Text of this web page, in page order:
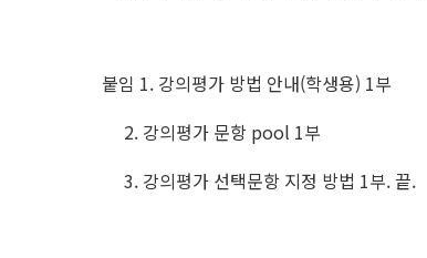
붙임 1. 강의평가 방법 안내(학생용) 1부
2. 강의평가 문항 pool 1부
3. 강의평가 선택문항 지정 방법 1부. 끝.